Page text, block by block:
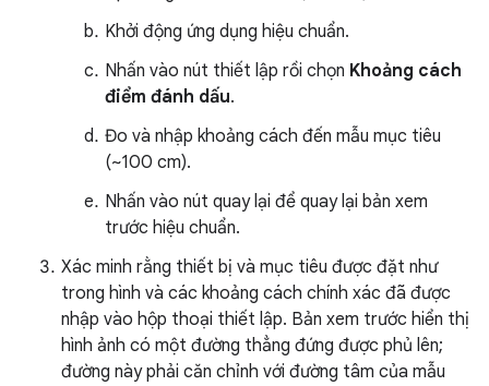
Khởi động ứng dụng hiệu chuẩn.
Nhấn vào nút thiết lập rồi chọn Khoảng cách
điểm đánh dấu.
Đo và nhập khoảng cách đến mẫu mục tiêu
(~100 cm).
Nhấn vào nút quay lại để quay lại bản xem
trước hiệu chuẩn.
Xác minh rằng thiết bị và mục tiêu được đặt như
trong hình và các khoảng cách chính xác đã được
nhập vào hộp thoại thiết lập. Bản xem trước hiển thị
hình ảnh có một đường thẳng đứng được phủ lên;
đường này phải căn chỉnh với đường tâm của mẫu